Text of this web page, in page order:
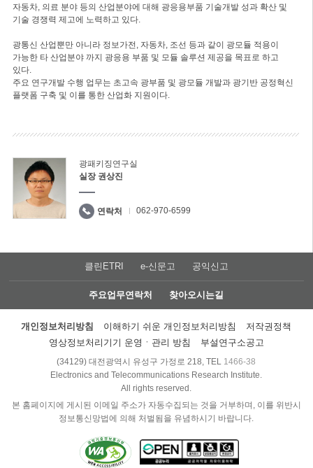
자동차, 의료 분야 등의 산업분야에 대해 광응용부품 기술개발 성과 확산 및
기술 경쟁력 제고에 노력하고 있다.
광통신 산업뿐만 아니라 정보가전, 자동차, 조선 등과 같이 광모듈 적용이
가능한 타 산업분야 까지 광응용 부품 및 모듈 솔루션 제공을 목표로 하고
있다.
주요 연구개발 수행 업무는 초고속 광부품 및 광모듈 개발과 광기반 공정혁신
플랫폼 구축 및 이를 통한 산업화 지원이다.
광패키징연구실
실장 권상진
연락처 062-970-6599
클린ETRI e-신문고 공익신고
주요업무연락처 찾아오시는길
개인정보처리방침 이해하기 쉬운 개인정보처리방침
저작권정책
영상정보처리기기 운영ㆍ관리 방침
부설연구소공고
(34129) 대전광역시 유성구 가정로 218, TEL 1466-38
Electronics and Telecommunications Research Institute.
All rights reserved.
본 홈페이지에 게시된 이메일 주소가 자동수집되는 것을 거부하며, 이를 위반시
정보통신망법에 의해 처벌됨을 유념하시기 바랍니다.